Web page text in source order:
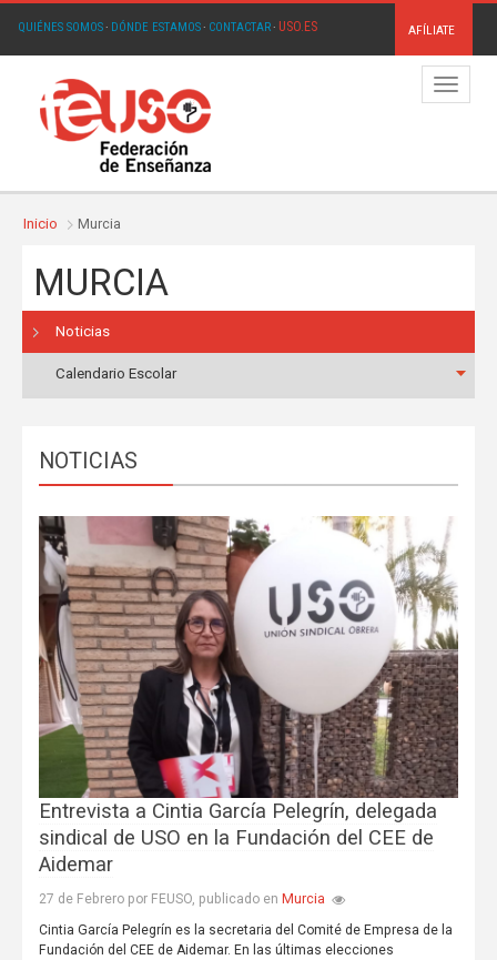
QUIÉNES SOMOS· DÓNDE ESTAMOS· CONTACTAR· USO.ES AFÍLIATE
Menú
Inicio Murcia
MURCIA
Noticias
Calendario Escolar
NOTICIAS
Entrevista a Cintia García Pelegrín, delegada
sindical de USO en la Fundación del CEE de
Aidemar
27 de Febrero por FEUSO, publicado en Murcia
Cintia García Pelegrín es la secretaria del Comité de Empresa de la
Fundación del CEE de Aidemar. En las últimas elecciones